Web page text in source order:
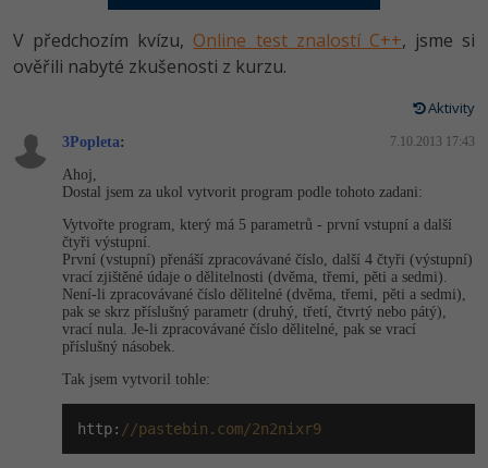
HTML5, CSS3, Bootstrap, SEO
SQL a databáze
Spring
ASP.NET MVC
Best practices
PHP
JavaScript
UML a návrhové vzory
MySQL/MariaDB
MS-SQL
SQLite
Specialista na AI a bigdata
Webdesigner
Tester
Systémový administrátor
Grafik / UX/UI návrhář
3D grafik
JavaScript -80%
C++
Swift -80%
Kotlin -80%
C -80%
VB.NET
SQL
Návrh SW
V předchozím kvízu, Online test znalostí C++, jsme si
ověřili nabyté zkušenosti z kurzu.
Aktivity
3Popleta: 7.10.2013 17:43
Ahoj,
Dostal jsem za ukol vytvorit program podle tohoto zadani:
Vytvořte program, který má 5 parametrů - první vstupní a další
čtyři výstupní.
První (vstupní) přenáší zpracovávané číslo, další 4 čtyři (výstupní)
vrací zjištěné údaje o dělitelnosti (dvěma, třemi, pěti a sedmi).
Není-li zpracovávané číslo dělitelné (dvěma, třemi, pěti a sedmi),
pak se skrz příslušný parametr (druhý, třetí, čtvrtý nebo pátý),
vrací nula. Je-li zpracovávané číslo dělitelné, pak se vrací
příslušný násobek.
Tak jsem vytvoril tohle:
http: //pastebin.com/2n2nixr9